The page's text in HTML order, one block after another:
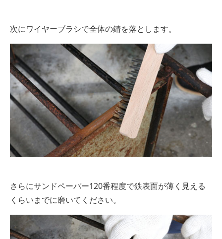
次にワイヤーブラシで全体の錆を落とします。
さらにサンドペーパー120番程度で鉄表面が薄く見える
くらいまでに磨いてください。